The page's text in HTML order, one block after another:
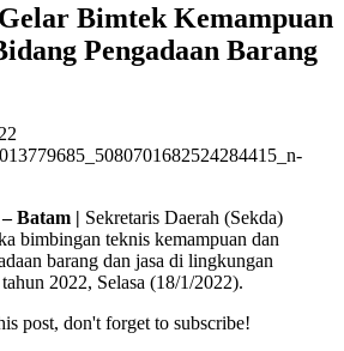
Bimtek Kemampuan
Pengadaan Barang
Batam | Sekretaris Daerah (Sekda)
bimbingan teknis kemampuan dan
barang dan jasa di lingkungan
2022, Selasa (18/1/2022).
post, don't forget to subscribe!